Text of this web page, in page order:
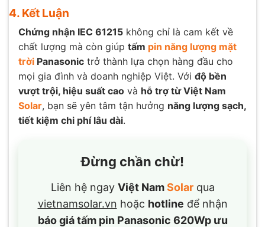
4. Kết Luận
Chứng nhận IEC 61215 không chỉ là cam kết về
chất lượng mà còn giúp tấm pin năng lượng mặt
trời Panasonic trở thành lựa chọn hàng đầu cho
mọi gia đình và doanh nghiệp Việt. Với độ bền
vượt trội, hiệu suất cao và hỗ trợ từ Việt Nam
Solar, bạn sẽ yên tâm tận hưởng năng lượng sạch,
tiết kiệm chi phí lâu dài.
Đừng chần chừ!
Liên hệ ngay Việt NamSolarqua
vietnamsolar.vn hoặc hotline để nhận
báo giá tấm pin Panasonic 620Wp ưu